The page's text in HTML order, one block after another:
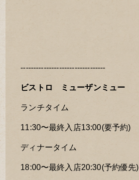
---------------------------------
ビストロ ミューザンミュー
ランチタイム
11:30〜最終入店13:00(要予約)
ディナータイム
18:00〜最終入店20:30(予約優先)